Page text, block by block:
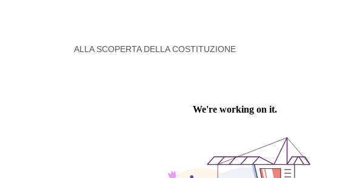
ALLA SCOPERTA DELLA COSTITUZIONE